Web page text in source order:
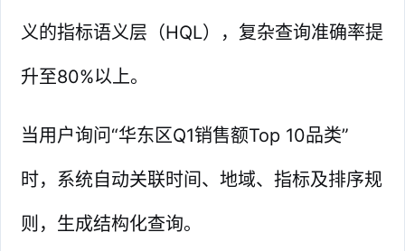
义的指标语义层（HQL），复杂查询准确率提
升至80%以上。
当用户询问“华东区Q1销售额Top 10品类”
时，系统自动关联时间、地域、指标及排序规
则，生成结构化查询。